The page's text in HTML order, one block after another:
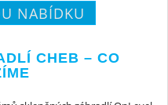
NABÍDKU
CHEB – CO